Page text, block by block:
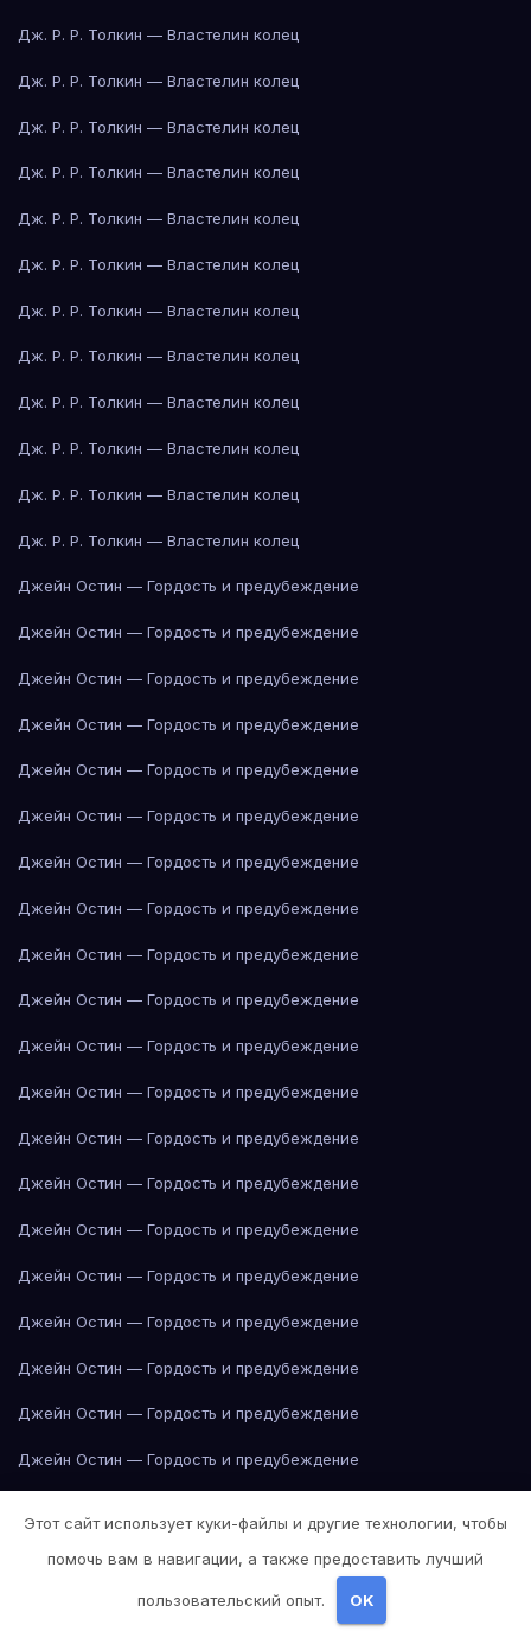
Дж. Р. Р. Толкин — Властелин колец
Дж. Р. Р. Толкин — Властелин колец
Дж. Р. Р. Толкин — Властелин колец
Дж. Р. Р. Толкин — Властелин колец
Дж. Р. Р. Толкин — Властелин колец
Дж. Р. Р. Толкин — Властелин колец
Дж. Р. Р. Толкин — Властелин колец
Дж. Р. Р. Толкин — Властелин колец
Дж. Р. Р. Толкин — Властелин колец
Дж. Р. Р. Толкин — Властелин колец
Дж. Р. Р. Толкин — Властелин колец
Дж. Р. Р. Толкин — Властелин колец
Джейн Остин — Гордость и предубеждение
Джейн Остин — Гордость и предубеждение
Джейн Остин — Гордость и предубеждение
Джейн Остин — Гордость и предубеждение
Джейн Остин — Гордость и предубеждение
Джейн Остин — Гордость и предубеждение
Джейн Остин — Гордость и предубеждение
Джейн Остин — Гордость и предубеждение
Джейн Остин — Гордость и предубеждение
Джейн Остин — Гордость и предубеждение
Джейн Остин — Гордость и предубеждение
Джейн Остин — Гордость и предубеждение
Джейн Остин — Гордость и предубеждение
Джейн Остин — Гордость и предубеждение
Джейн Остин — Гордость и предубеждение
Джейн Остин — Гордость и предубеждение
Джейн Остин — Гордость и предубеждение
Джейн Остин — Гордость и предубеждение
Джейн Остин — Гордость и предубеждение
Джейн Остин — Гордость и предубеждение
Джейн Остин — Гордость и предубеждение
Этот сайт использует куки-файлы и другие технологии, чтобы
помочь вам в навигации, а также предоставить лучший
пользовательский опыт. OK